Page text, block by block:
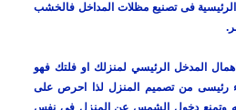
الرئيسية فى تصنيع مظلات المداخل فالخشب
المدخل الرئيسي لمنزلك او فلتك فهو
رئيسى من تصميم المنزل لذا احرص على
وتمنع دخول الشمس عن المنزل فى نفس